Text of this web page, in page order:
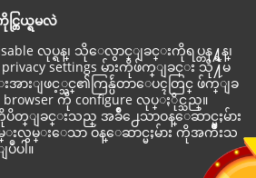
ြယ္ရမလဲ
လုပ္ရန္၊ သိုေလွာင္ျခင္းကိုရပ္တန႔္ရန္၊
settings မ်ားကိုဖ်က္ျခင္း သို႔မ
းျဖင့္သင္၏ကြန္ပ်ဴတာေပၚတြင္ ဖ်က္ျခ
ကို configure လုပ္ႏိုင္သည္။
ပိတ္ျခင္းသည္ အခ်ိဳ႕ေသာဝန္ေဆာင္မႈမ်ား
လွမ္းေသာ ဝန္ေဆာင္မႈမ်ား ကိုအက်ိဳးသ
ပါ။